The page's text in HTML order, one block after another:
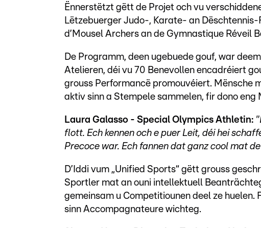
Ënnerstëtzt gëtt de Projet och vu
Lëtzebuerger Judo-, Karate- an
d’Mousel Archers an de Gymnastique Réveil
De Programm, deen ugebuede gouf, war
Atelieren, déi vu 70 Benevollen encadréiert
grouss Performancë promouvéiert. Mënsche
aktiv sinn a Stempele sammelen, fir dono eng
Laura Galasso - Special Olympics Athletin:
flott. Ech kennen och e puer Leit, déi hei
Precoce war. Ech fannen dat ganz cool mat
D’Iddi vum „Unified Sports“ gëtt grouss
Sportler mat an ouni intellektuell
gemeinsam u Competitiounen deel ze huelen.
sinn Accompagnateure wichteg.